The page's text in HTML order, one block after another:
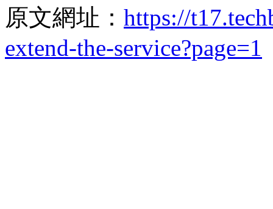
原文網址： https://
extend-the-service?page=1